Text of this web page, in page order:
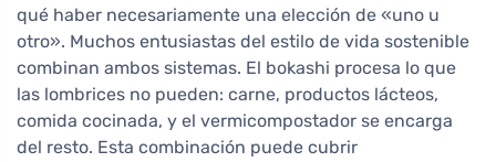
qué haber necesariamente una elección de «uno u
otro». Muchos entusiastas del estilo de vida sostenible
combinan ambos sistemas. El bokashi procesa lo que
las lombrices no pueden: carne, productos lácteos,
comida cocinada, y el vermicompostador se encarga
del resto. Esta combinación puede cubrir